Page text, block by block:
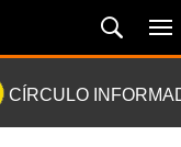
CÍRCULO